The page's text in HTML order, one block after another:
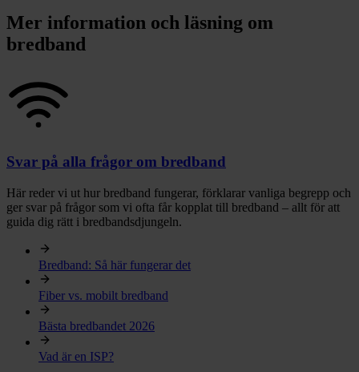
Mer information och läsning om
bredband
Svar på alla frågor om bredband
Här reder vi ut hur bredband fungerar, förklarar vanliga begrepp och
ger svar på frågor som vi ofta får kopplat till bredband – allt för att
guida dig rätt i bredbandsdjungeln.
Bredband: Så här fungerar det
Fiber vs. mobilt bredband
Bästa bredbandet 2026
Vad är en ISP?